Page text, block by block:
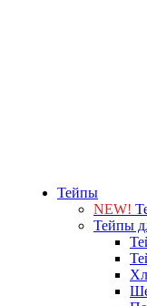
Тейпы
NEW!
Тейпы